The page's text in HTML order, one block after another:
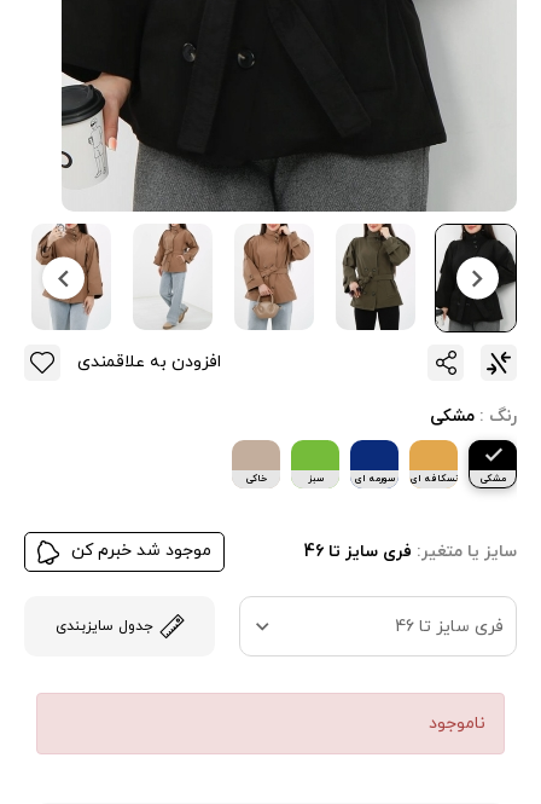
رنگ : مشکی
مشکی نسکافه ای سورمه ای سبز خاکی
سایز یا متغیر: فری سایز تا 46 موجود شد خبرم کن
فری سایز تا 46 جدول سایزبندی
ناموجود
افزودن به علاقمندی